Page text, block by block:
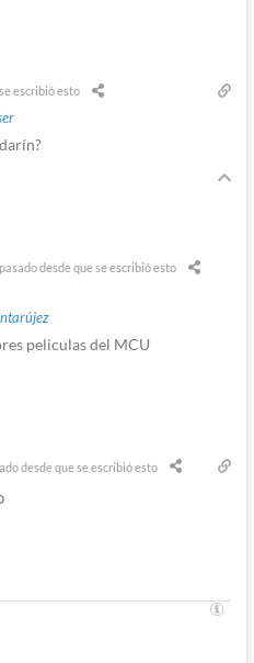
escribió esto
desde que se escribió esto
peliculas del MCU
desde que se escribió esto